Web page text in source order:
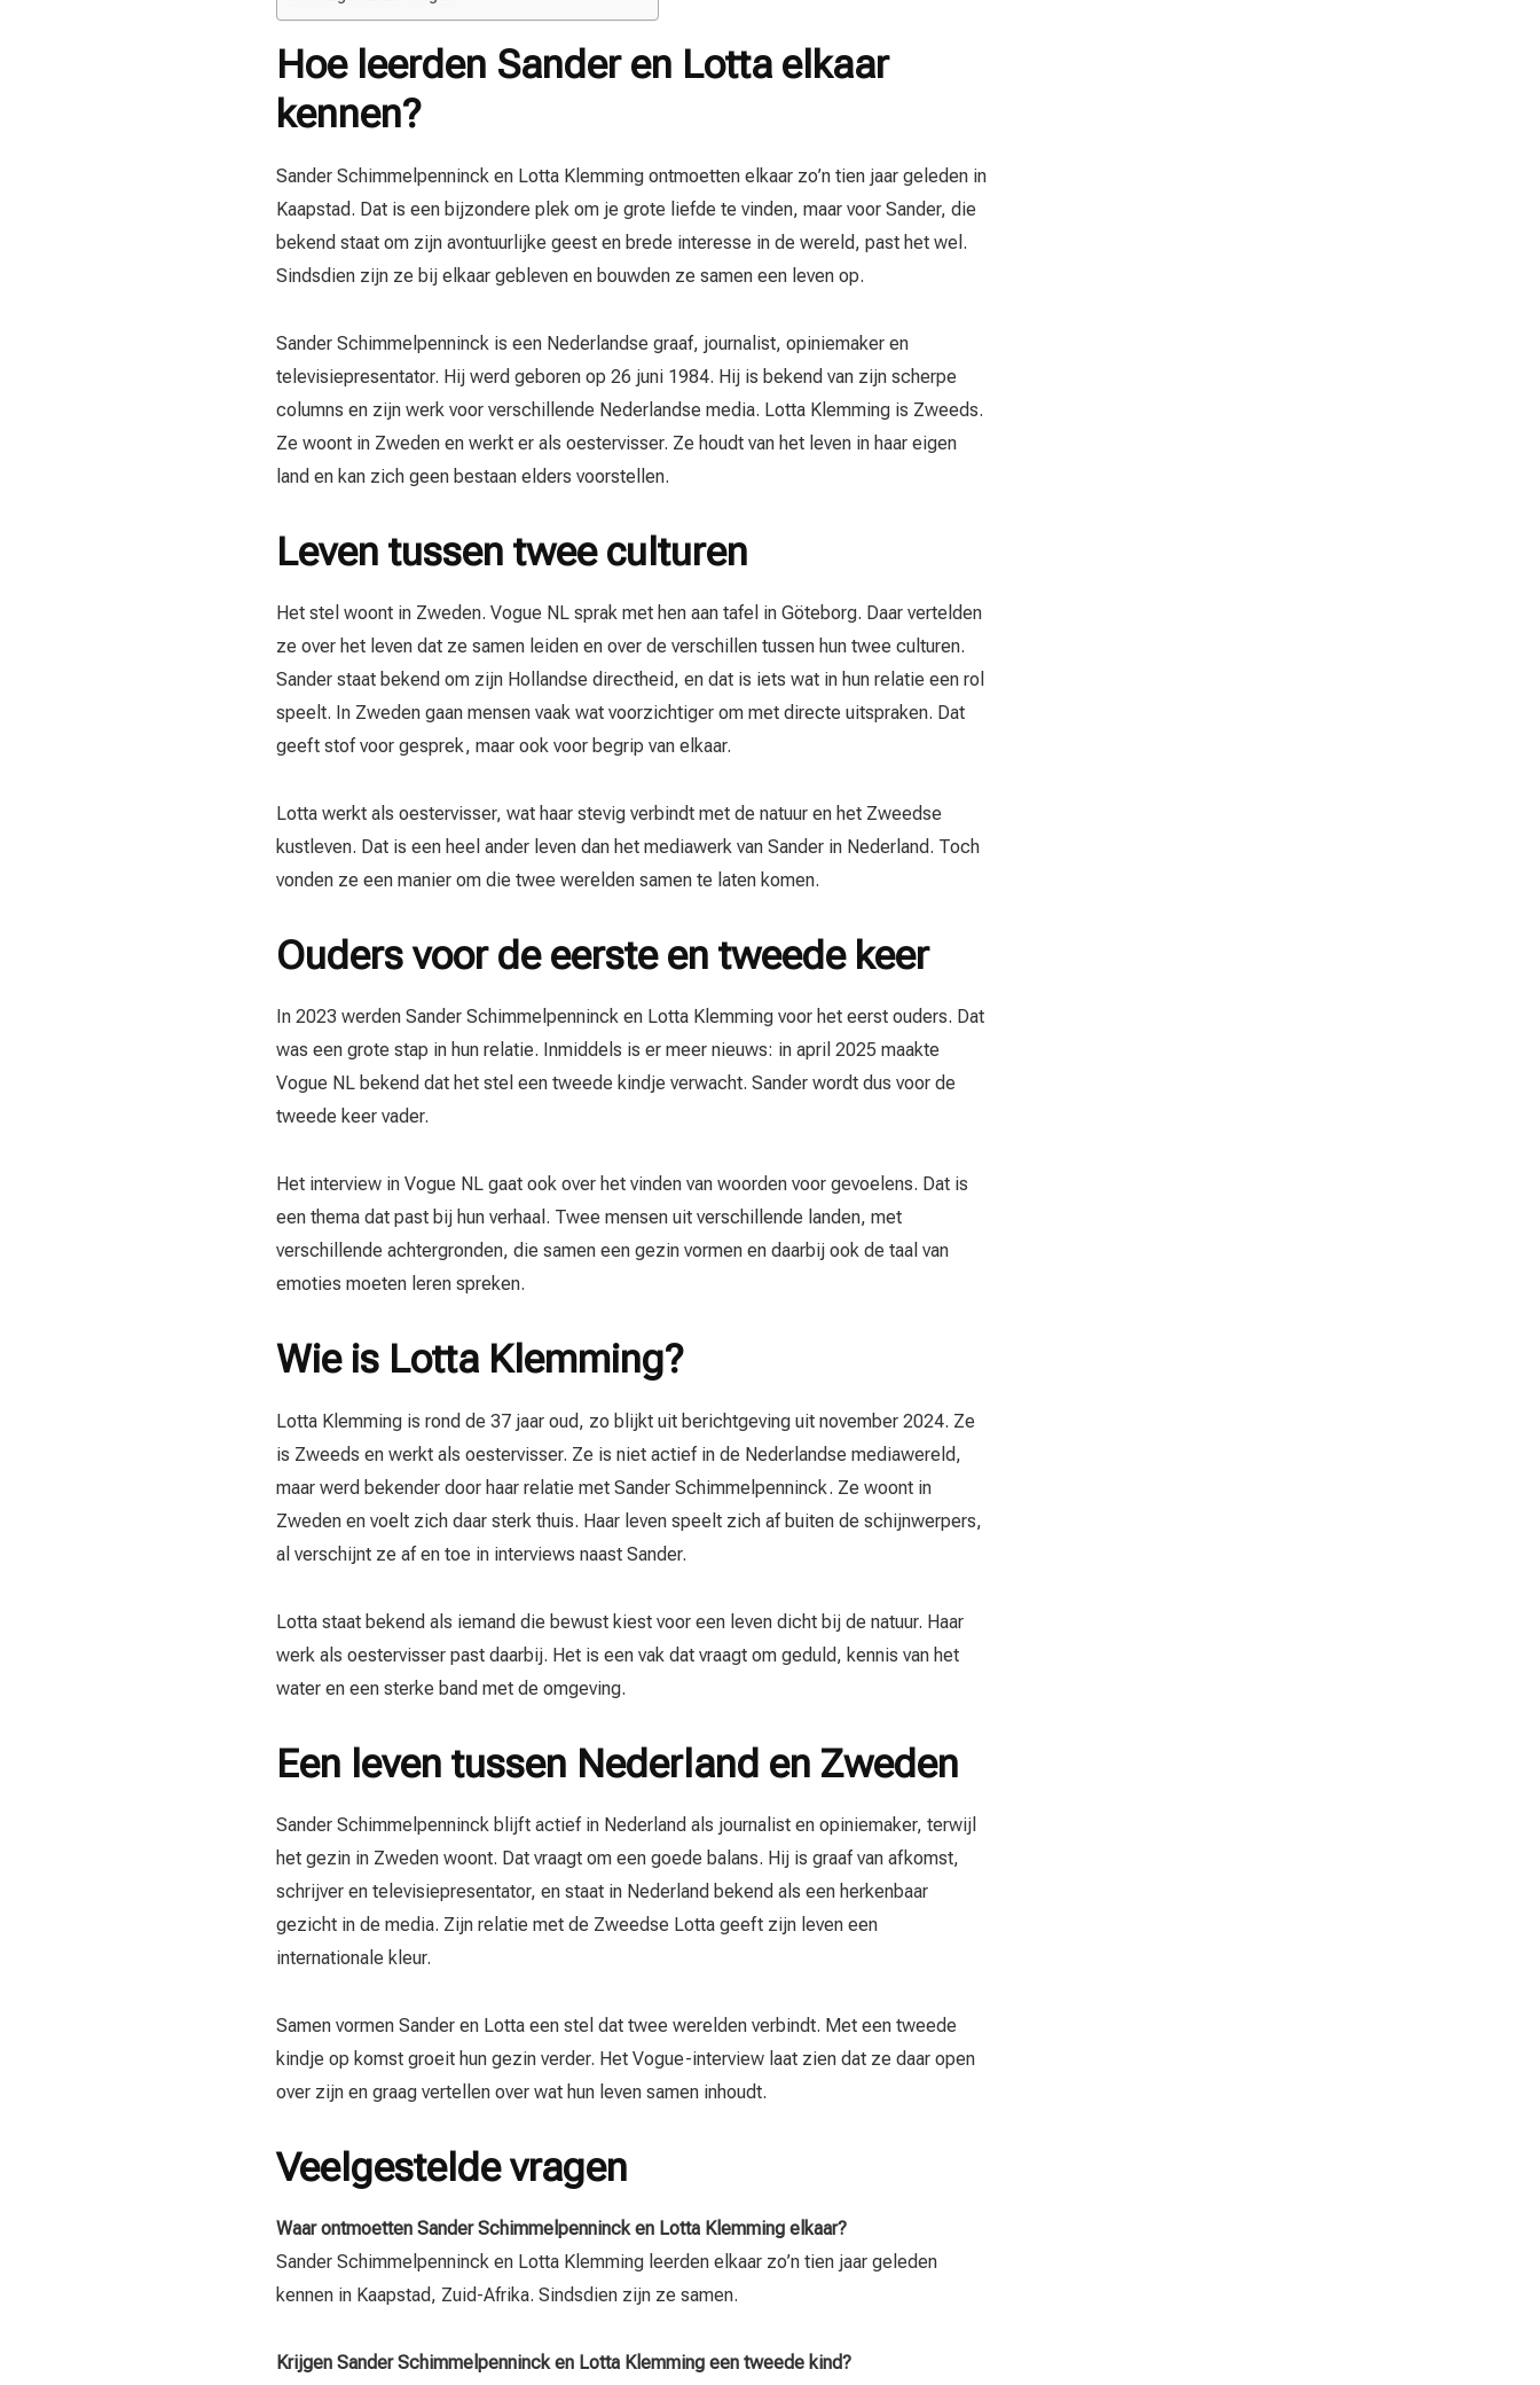
Hoe leerden Sander en Lotta elkaar
kennen?
Sander Schimmelpenninck en Lotta Klemming ontmoetten elkaar zo’n tien jaar geleden in
Kaapstad. Dat is een bijzondere plek om je grote liefde te vinden, maar voor Sander, die
bekend staat om zijn avontuurlijke geest en brede interesse in de wereld, past het wel.
Sindsdien zijn ze bij elkaar gebleven en bouwden ze samen een leven op.
Sander Schimmelpenninck is een Nederlandse graaf, journalist, opiniemaker en
televisiepresentator. Hij werd geboren op 26 juni 1984. Hij is bekend van zijn scherpe
columns en zijn werk voor verschillende Nederlandse media. Lotta Klemming is Zweeds.
Ze woont in Zweden en werkt er als oestervisser. Ze houdt van het leven in haar eigen
land en kan zich geen bestaan elders voorstellen.
Leven tussen twee culturen
Het stel woont in Zweden. Vogue NL sprak met hen aan tafel in Göteborg. Daar vertelden
ze over het leven dat ze samen leiden en over de verschillen tussen hun twee culturen.
Sander staat bekend om zijn Hollandse directheid, en dat is iets wat in hun relatie een rol
speelt. In Zweden gaan mensen vaak wat voorzichtiger om met directe uitspraken. Dat
geeft stof voor gesprek, maar ook voor begrip van elkaar.
Lotta werkt als oestervisser, wat haar stevig verbindt met de natuur en het Zweedse
kustleven. Dat is een heel ander leven dan het mediawerk van Sander in Nederland. Toch
vonden ze een manier om die twee werelden samen te laten komen.
Ouders voor de eerste en tweede keer
In 2023 werden Sander Schimmelpenninck en Lotta Klemming voor het eerst ouders. Dat
was een grote stap in hun relatie. Inmiddels is er meer nieuws: in april 2025 maakte
Vogue NL bekend dat het stel een tweede kindje verwacht. Sander wordt dus voor de
tweede keer vader.
Het interview in Vogue NL gaat ook over het vinden van woorden voor gevoelens. Dat is
een thema dat past bij hun verhaal. Twee mensen uit verschillende landen, met
verschillende achtergronden, die samen een gezin vormen en daarbij ook de taal van
emoties moeten leren spreken.
Wie is Lotta Klemming?
Lotta Klemming is rond de 37 jaar oud, zo blijkt uit berichtgeving uit november 2024. Ze
is Zweeds en werkt als oestervisser. Ze is niet actief in de Nederlandse mediawereld,
maar werd bekender door haar relatie met Sander Schimmelpenninck. Ze woont in
Zweden en voelt zich daar sterk thuis. Haar leven speelt zich af buiten de schijnwerpers,
al verschijnt ze af en toe in interviews naast Sander.
Lotta staat bekend als iemand die bewust kiest voor een leven dicht bij de natuur. Haar
werk als oestervisser past daarbij. Het is een vak dat vraagt om geduld, kennis van het
water en een sterke band met de omgeving.
Een leven tussen Nederland en Zweden
Sander Schimmelpenninck blijft actief in Nederland als journalist en opiniemaker, terwijl
het gezin in Zweden woont. Dat vraagt om een goede balans. Hij is graaf van afkomst,
schrijver en televisiepresentator, en staat in Nederland bekend als een herkenbaar
gezicht in de media. Zijn relatie met de Zweedse Lotta geeft zijn leven een
internationale kleur.
Samen vormen Sander en Lotta een stel dat twee werelden verbindt. Met een tweede
kindje op komst groeit hun gezin verder. Het Vogue-interview laat zien dat ze daar open
over zijn en graag vertellen over wat hun leven samen inhoudt.
Veelgestelde vragen
Waar ontmoetten Sander Schimmelpenninck en Lotta Klemming elkaar?
Sander Schimmelpenninck en Lotta Klemming leerden elkaar zo’n tien jaar geleden
kennen in Kaapstad, Zuid-Afrika. Sindsdien zijn ze samen.
Krijgen Sander Schimmelpenninck en Lotta Klemming een tweede kind?